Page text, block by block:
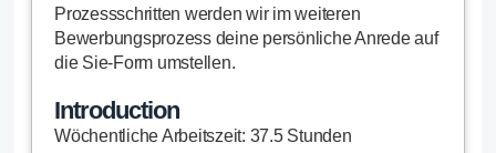
Prozessschritten werden wir im weiteren
Bewerbungsprozess deine persönliche Anrede auf
die Sie-Form umstellen.
Introduction
Wöchentliche Arbeitszeit: 37.5 Stunden